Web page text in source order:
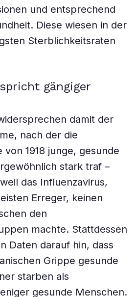
und entsprechend
Diese wiesen in der
Sterblichkeitsraten
gängiger
damit der
nach der die
1918 junge, gesunde
stark traf –
das Influenzavirus,
Erreger, keinen
den
machte. Stattdessen
Daten darauf hin, dass
Grippe gesunde
starben als
gesunde Menschen.